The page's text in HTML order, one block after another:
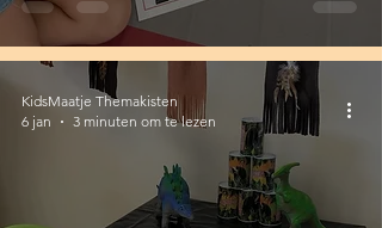
KidsMaatje Themakisten
6 jan
3 minuten om te lezen